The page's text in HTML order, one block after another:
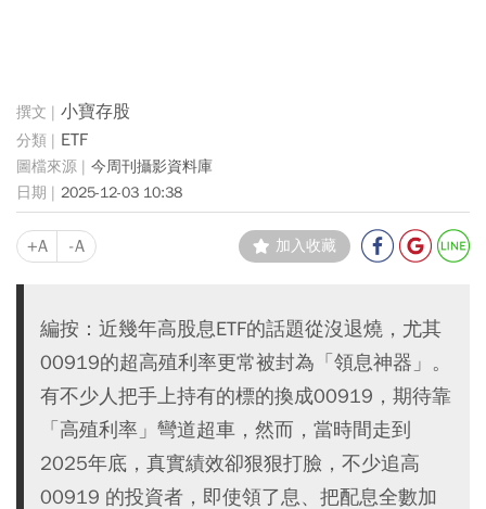
小寶存股
ETF
今周刊攝影資料庫
2025-12-03 10:38
+A -A 加入收藏
編按：近幾年高股息ETF的話題從沒退燒，尤其
00919的超高殖利率更常被封為「領息神器」。
有不少人把手上持有的標的換成00919，期待靠
「高殖利率」彎道超車，然而，當時間走到
2025年底，真實績效卻狠狠打臉，不少追高
00919 的投資者，即使領了息、把配息全數加